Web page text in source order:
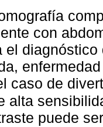
con
el
caso de
alta
puede